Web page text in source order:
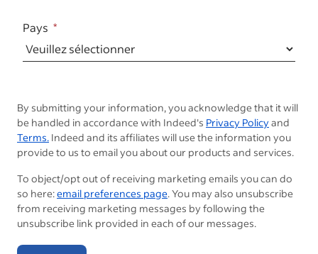
Pays
By submitting your information, you acknowledge that it will
be handled in accordance with Indeed's Privacy Policyand
Terms. Indeed and its affiliates will use the information you
provide to us to email you about our products and services.
To object/opt out of receiving marketing emails you can do
so here:email preferences page. You may also unsubscribe
from receiving marketing messages by following the
unsubscribe link provided in each of our messages.